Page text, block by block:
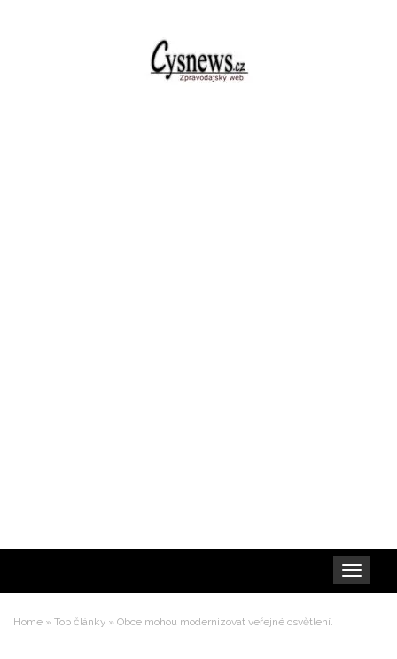
Toggle
navigation
Home » Top články » Obce mohou modernizovat veřejné osvětlení.